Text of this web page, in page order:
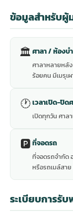
ข้อมูลสำหรับผู้
🏛 ศาลา / ห้อง
ศาลาหลายหลั
ร้อยคน มีเมรุเ
🕐 เวลาเปิด-ปิด
เปิดทุกวัน ศาล
🅿️ ที่จอดรถ
ที่จอดรถจำกัด
หรือรถเมล์สาย
ระเบียบการรั